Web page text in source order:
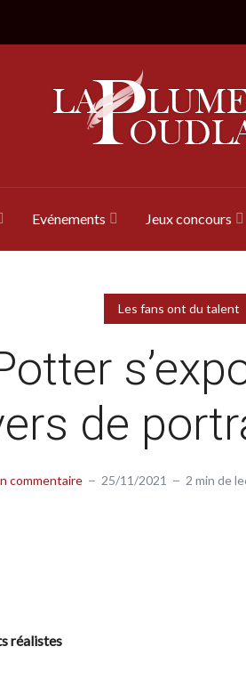
Evénements Jeux concours
Les fans ont du talent
de
commentaire 25/11/2021 2 min de
réalistes